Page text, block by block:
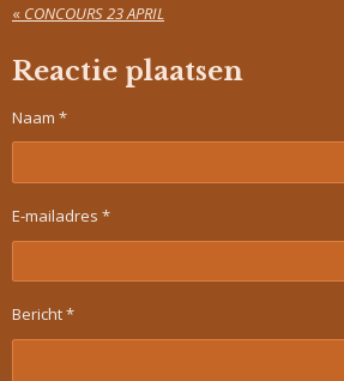
« CONCOURS 23 APRIL
Reactie plaatsen
Naam *
E-mailadres *
Bericht *